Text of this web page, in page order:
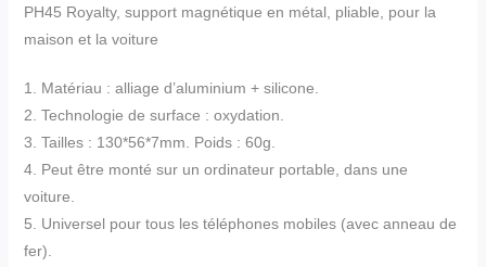
PH45 Royalty, support magnétique en métal, pliable, pour la
maison et la voiture
1. Matériau : alliage d’aluminium + silicone.
2. Technologie de surface : oxydation.
3. Tailles : 130*56*7mm. Poids : 60g.
4. Peut être monté sur un ordinateur portable, dans une
voiture.
5. Universel pour tous les téléphones mobiles (avec anneau de
fer).